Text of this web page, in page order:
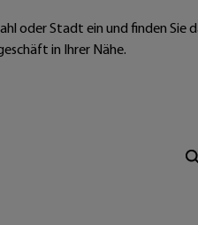
oder Stadt ein und finden Sie
in Ihrer Nähe.